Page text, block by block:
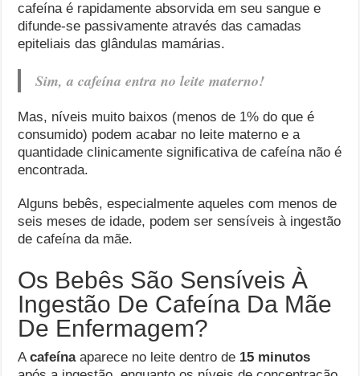
cafeína é rapidamente absorvida em seu sangue e
difunde-se passivamente através das camadas
epiteliais das glândulas mamárias.
Sim, a cafeína entra no leite materno!
Mas, níveis muito baixos (menos de 1% do que é
consumido) podem acabar no leite materno e a
quantidade clinicamente significativa de cafeína não é
encontrada.
Alguns bebês, especialmente aqueles com menos de
seis meses de idade, podem ser sensíveis à ingestão
de cafeína da mãe.
Os Bebês São Sensíveis À
Ingestão De Cafeína Da Mãe
De Enfermagem?
Acafeínaaparece no leite dentro de 15 minutos